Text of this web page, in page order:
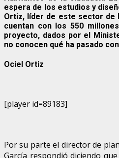
espera de los estudios y
Ortiz, líder de este sector de
cuentan con los 550
proyecto, dados por el
no conocen qué ha pasado
Ociel Ortiz
[player id=89183]
Por su parte el director de
García respondió diciendo